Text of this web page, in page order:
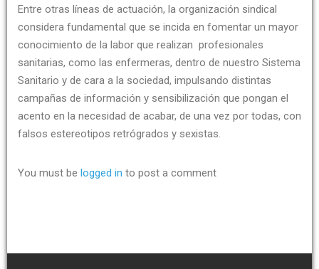
Entre otras líneas de actuación, la organización sindical
considera fundamental que se incida en fomentar un mayor
conocimiento de la labor que realizan profesionales
sanitarias, como las enfermeras, dentro de nuestro Sistema
Sanitario y de cara a la sociedad, impulsando distintas
campañas de información y sensibilización que pongan el
acento en la necesidad de acabar, de una vez por todas, con
falsos estereotipos retrógrados y sexistas.
You must be logged in to post a comment